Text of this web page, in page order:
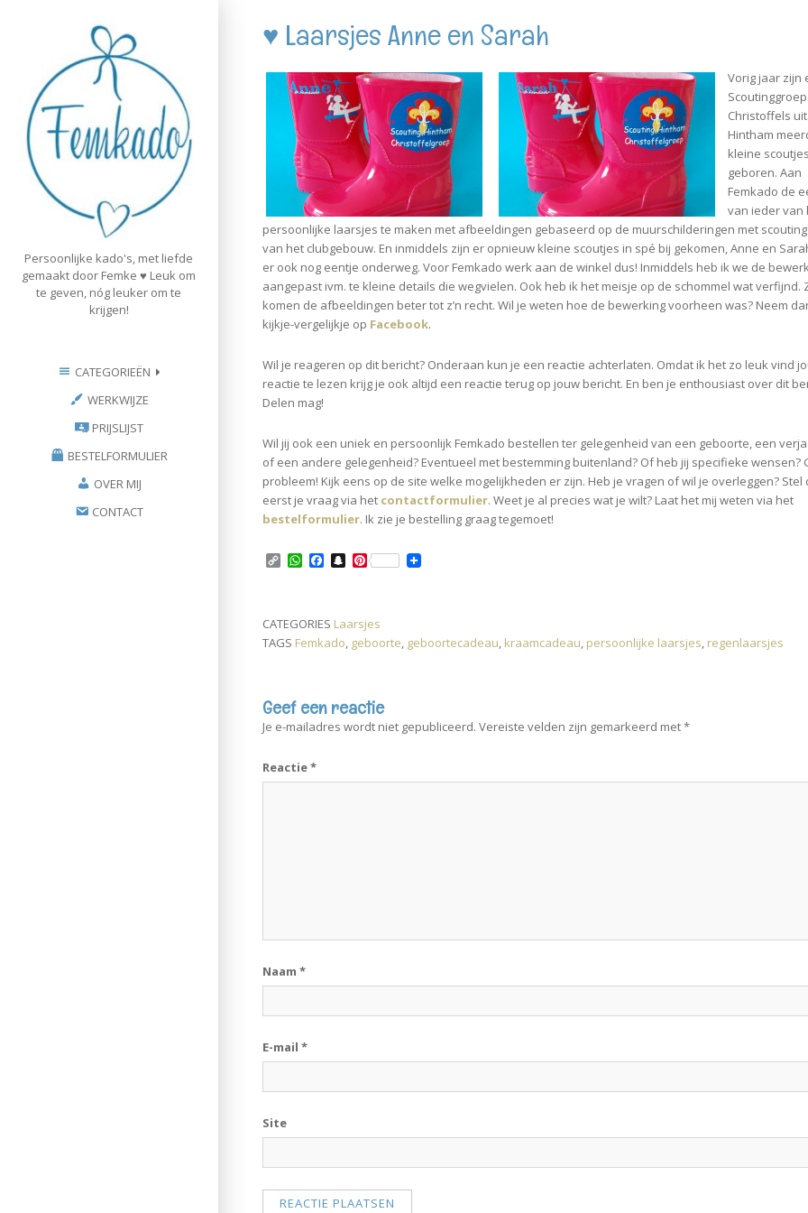
Persoonlijke kado's, met liefde
gemaakt door Femke ♥ Leuk om
te geven, nóg leuker om te
krijgen!
CATEGORIEËN
WERKWIJZE
PRIJSLIJST
BESTELFORMULIER
OVER MIJ
CONTACT
♥ Laarsjes Anne en Sarah
Vorig jaar zijn
Scoutinggroep
Christoffels uit
Hintham
kleine
geboren. Aan
Femkado de
van ieder van
persoonlijke laarsjes te maken met afbeeldingen gebaseerd op de muurschilderingen met scouting
van het clubgebouw. En inmiddels zijn er opnieuw kleine scoutjes in spé bij gekomen, Anne en
er ook nog eentje onderweg. Voor Femkado werk aan de winkel dus! Inmiddels heb ik we de
aangepast ivm. te kleine details die wegvielen. Ook heb ik het meisje op de schommel wat verfijnd.
komen de afbeeldingen beter tot z’n recht. Wil je weten hoe de bewerking voorheen was? Neem
kijkje-vergelijkje op Facebook.
Wil je reageren op dit bericht? Onderaan kun je een reactie achterlaten. Omdat ik het zo leuk vind
reactie te lezen krijg je ook altijd een reactie terug op jouw bericht. En ben je enthousiast over dit
Delen mag!
Wil jij ook een uniek en persoonlijk Femkado bestellen ter gelegenheid van een geboorte, een
of een andere gelegenheid? Eventueel met bestemming buitenland? Of heb jij specifieke wensen?
probleem! Kijk eens op de site welke mogelijkheden er zijn. Heb je vragen of wil je overleggen? Stel
eerst je vraag via het contactformulier. Weet je al precies wat je wilt? Laat het mij weten via het
bestelformulier. Ik zie je bestelling graag tegemoet!
C
o
L
i
n
W
h
s
A
p
F
a
b
o
o
S
n
c
h
a
P
i
e
r
e
CATEGORIES Laarsjes
TAGS Femkado, geboorte, geboortecadeau, kraamcadeau, persoonlijke laarsjes, regenlaarsjes
Geef een reactie
Je e-mailadres wordt niet gepubliceerd. Vereiste velden zijn gemarkeerd met*
Reactie*
Naam*
E-mail*
Site